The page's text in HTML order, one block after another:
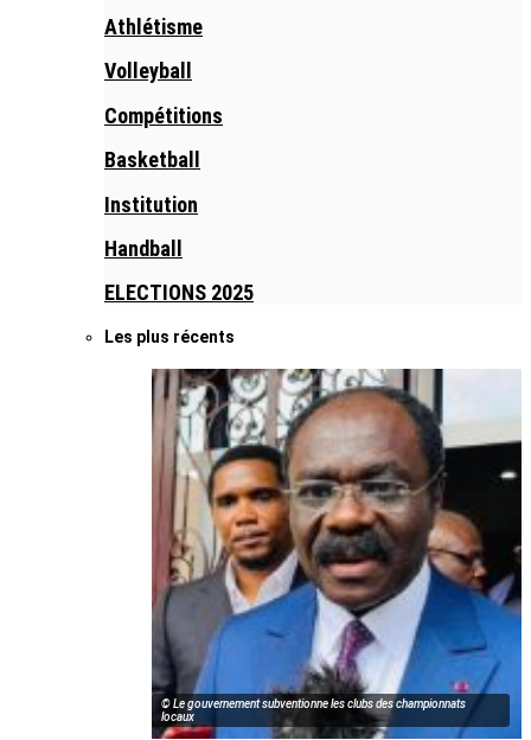
Athlétisme
Volleyball
Compétitions
Basketball
Institution
Handball
ELECTIONS 2025
Les plus récents
© Le gouvernement subventionne les clubs des championnats
locaux